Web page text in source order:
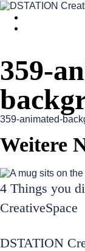
359-
359-animated-
Weitere
4 Things you
CreativeSpace
DSTATION